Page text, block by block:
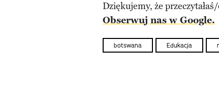
Dziękujemy, że
Obserwuj nas w Google.
botswana Edukacja